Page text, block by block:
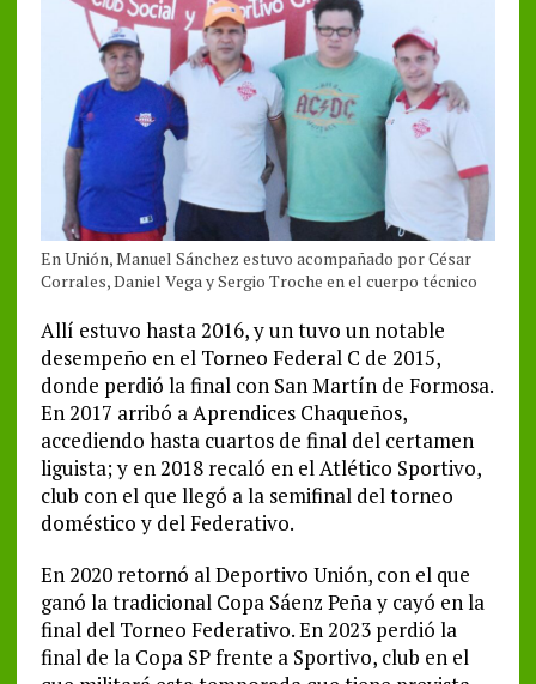
En Unión, Manuel Sánchez estuvo acompañado por César
Corrales, Daniel Vega y Sergio Troche en el cuerpo técnico
Allí estuvo hasta 2016, y un tuvo un notable
desempeño en el Torneo Federal C de 2015,
donde perdió la final con San Martín de Formosa.
En 2017 arribó a Aprendices Chaqueños,
accediendo hasta cuartos de final del certamen
liguista; y en 2018 recaló en el Atlético Sportivo,
club con el que llegó a la semifinal del torneo
doméstico y del Federativo.
En 2020 retornó al Deportivo Unión, con el que
ganó la tradicional Copa Sáenz Peña y cayó en la
final del Torneo Federativo. En 2023 perdió la
final de la Copa SP frente a Sportivo, club en el